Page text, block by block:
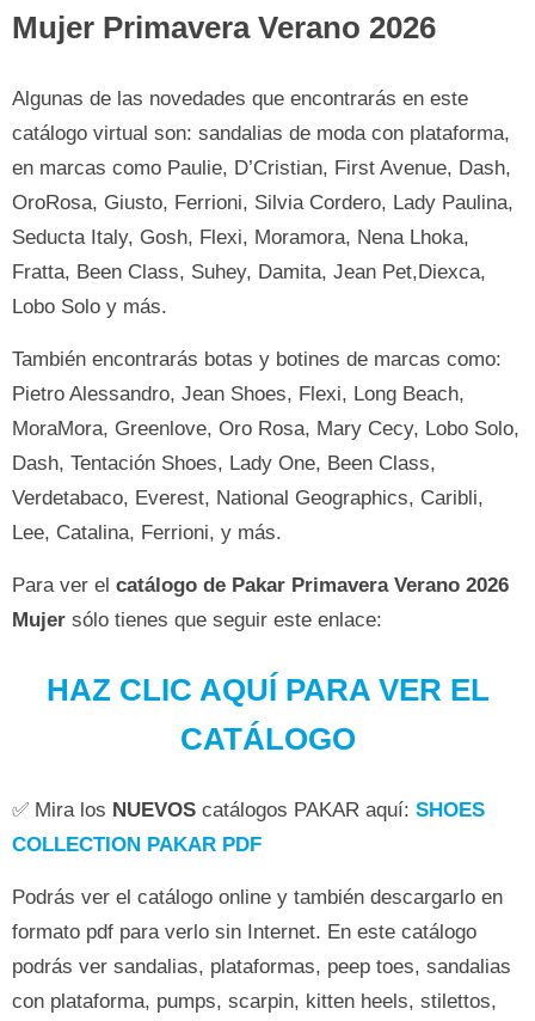
Mujer Primavera Verano 2026
Algunas de las novedades que encontrarás en este
catálogo virtual son: sandalias de moda con plataforma,
en marcas como Paulie, D’Cristian, First Avenue, Dash,
OroRosa, Giusto, Ferrioni, Silvia Cordero, Lady Paulina,
Seducta Italy, Gosh, Flexi, Moramora, Nena Lhoka,
Fratta, Been Class, Suhey, Damita, Jean Pet,Diexca,
Lobo Solo y más.
También encontrarás botas y botines de marcas como:
Pietro Alessandro, Jean Shoes, Flexi, Long Beach,
MoraMora, Greenlove, Oro Rosa, Mary Cecy, Lobo Solo,
Dash, Tentación Shoes, Lady One, Been Class,
Verdetabaco, Everest, National Geographics, Caribli,
Lee, Catalina, Ferrioni, y más.
Para ver el catálogo de Pakar Primavera Verano 2026
Mujer sólo tienes que seguir este enlace:
HAZ CLIC AQUÍ PARA VER EL
CATÁLOGO
✅ Mira los NUEVOS catálogos PAKAR aquí: SHOES
COLLECTION PAKAR PDF
Podrás ver el catálogo online y también descargarlo en
formato pdf para verlo sin Internet. En este catálogo
podrás ver sandalias, plataformas, peep toes, sandalias
con plataforma, pumps, scarpin, kitten heels, stilettos,